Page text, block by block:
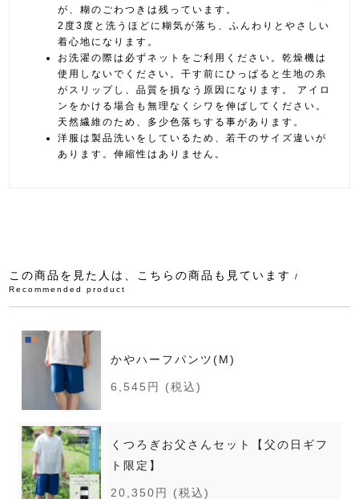
が、糊のごわつきは残っています。
2度3度と洗うほどに糊気が落ち、ふんわりとやさしい
着心地になります。
お洗濯の際は必ずネットをご利用ください。乾燥機は
使用しないでください。干す前にひっぱると生地の糸
がスリップし、品質を損なう原因になります。 アイロ
ンをかける場合も無理なくシワを伸ばしてください。
天然繊維のため、多少色落ちする事があります。
洋服は製品洗いをしているため、若干のサイズ違いが
あります。伸縮性はありません。
この商品を見た人は、こちらの商品も見ています
/
Recommended product
かやハーフパンツ(M)
6,545円 (税込)
くつろぎお父さんセット【父の日ギフ
ト限定】
20,350円 (税込)